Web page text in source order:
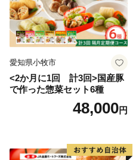
愛知県小牧市
<2か月に1回 計3回>国産豚
で作った惣菜セット6種
48,000円